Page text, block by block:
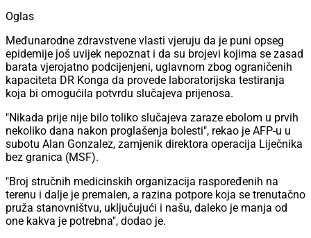
Oglas
Međunarodne zdravstvene vlasti vjeruju da je puni opseg
epidemije još uvijek nepoznat i da su brojevi kojima se zasad
barata vjerojatno podcijenjeni, uglavnom zbog ograničenih
kapaciteta DR Konga da provede laboratorijska testiranja
koja bi omogućila potvrdu slučajeva prijenosa.
"Nikada prije nije bilo toliko slučajeva zaraze ebolom u prvih
nekoliko dana nakon proglašenja bolesti", rekao je AFP-u u
subotu Alan Gonzalez, zamjenik direktora operacija Liječnika
bez granica (MSF).
"Broj stručnih medicinskih organizacija raspoređenih na
terenu i dalje je premalen, a razina potpore koja se trenutačno
pruža stanovništvu, uključujući i našu, daleko je manja od
one kakva je potrebna", dodao je.